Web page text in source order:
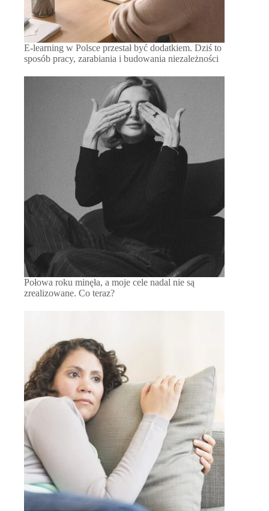
E-learning w Polsce przestał być dodatkiem. Dziś to
sposób pracy, zarabiania i budowania niezależności
Połowa roku minęła, a moje cele nadal nie są
zrealizowane. Co teraz?